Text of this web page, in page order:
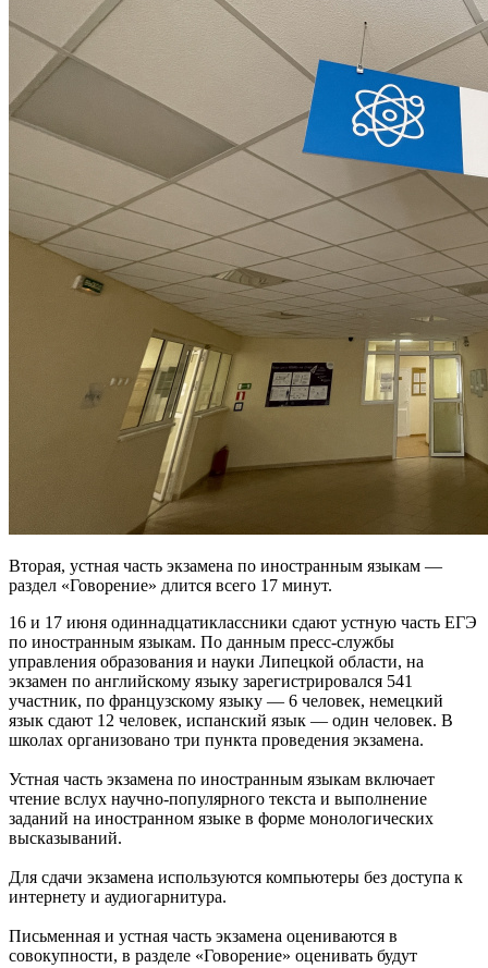
Вторая, устная часть экзамена по иностранным языкам —
раздел «Говорение» длится всего 17 минут.
16 и 17 июня одиннадцатиклассники сдают устную часть ЕГЭ
по иностранным языкам. По данным пресс-службы
управления образования и науки Липецкой области, на
экзамен по английскому языку зарегистрировался 541
участник, по французскому языку — 6 человек, немецкий
язык сдают 12 человек, испанский язык — один человек. В
школах организовано три пункта проведения экзамена.
Устная часть экзамена по иностранным языкам включает
чтение вслух научно-популярного текста и выполнение
заданий на иностранном языке в форме монологических
высказываний.
Для сдачи экзамена используются компьютеры без доступа к
интернету и аудиогарнитура.
Письменная и устная часть экзамена оцениваются в
совокупности, в разделе «Говорение» оценивать будут